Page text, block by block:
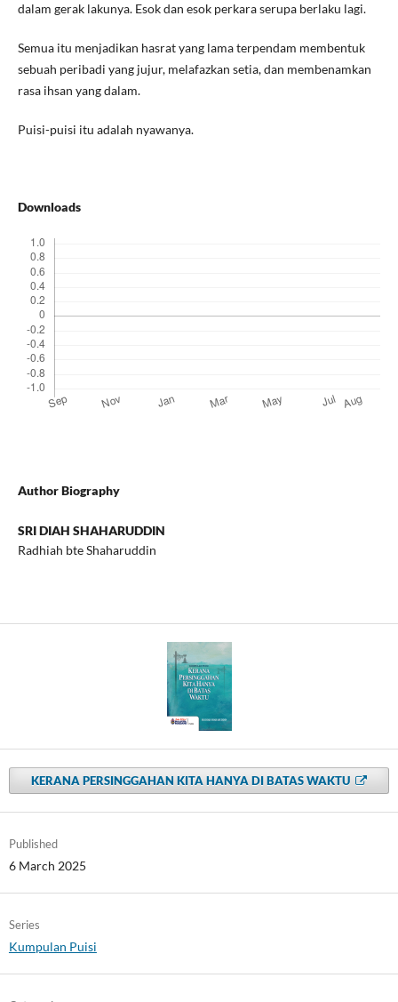
dalam gerak lakunya. Esok dan esok perkara serupa berlaku lagi.
Semua itu menjadikan hasrat yang lama terpendam membentuk
sebuah peribadi yang jujur, melafazkan setia, dan membenamkan
rasa ihsan yang dalam.
Puisi-puisi itu adalah nyawanya.
Downloads
Author Biography
SRI DIAH SHAHARUDDIN
Radhiah bte Shaharuddin
KERANA PERSINGGAHAN KITA HANYA DI BATAS WAKTU
Published
6 March 2025
Series
Kumpulan Puisi